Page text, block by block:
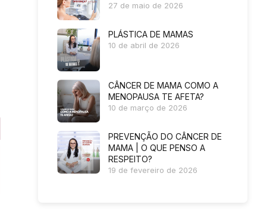
27 de maio de 2026
PLÁSTICA DE MAMAS
10 de abril de 2026
CÂNCER DE MAMA COMO A
MENOPAUSA TE AFETA?
10 de março de 2026
PREVENÇÃO DO CÂNCER DE
MAMA | O QUE PENSO A
RESPEITO?
19 de fevereiro de 2026